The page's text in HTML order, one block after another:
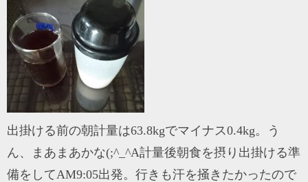
出掛ける前の朝計量は63.8kgでマイナス0.4kg。う
ん、まあまあかな(;^_^A計量後朝食を摂り出掛ける準
備をしてAM9:05出発。行きも汗を掻きたかったので